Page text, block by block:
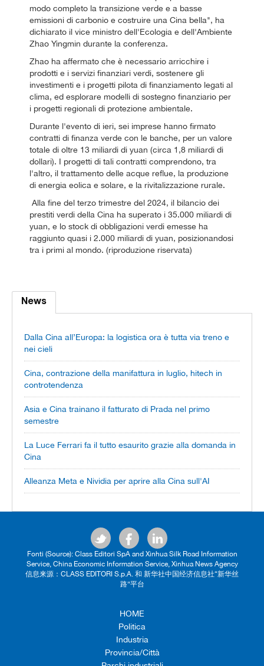
modo completo la transizione verde e a basse
emissioni di carbonio e costruire una Cina bella", ha
dichiarato il vice ministro dell'Ecologia e dell'Ambiente
Zhao Yingmin durante la conferenza.
Zhao ha affermato che è necessario arricchire i
prodotti e i servizi finanziari verdi, sostenere gli
investimenti e i progetti pilota di finanziamento legati al
clima, ed esplorare modelli di sostegno finanziario per
i progetti regionali di protezione ambientale.
Durante l'evento di ieri, sei imprese hanno firmato
contratti di finanza verde con le banche, per un valore
totale di oltre 13 miliardi di yuan (circa 1,8 miliardi di
dollari). I progetti di tali contratti comprendono, tra
l'altro, il trattamento delle acque reflue, la produzione
di energia eolica e solare, e la rivitalizzazione rurale.
Alla fine del terzo trimestre del 2024, il bilancio dei
prestiti verdi della Cina ha superato i 35.000 miliardi di
yuan, e lo stock di obbligazioni verdi emesse ha
raggiunto quasi i 2.000 miliardi di yuan, posizionandosi
tra i primi al mondo. (riproduzione riservata)
News
Dalla Cina all’Europa: la logistica ora è tutta via treno e
nei cieli
Cina, contrazione della manifattura in luglio, hitech in
controtendenza
Asia e Cina trainano il fatturato di Prada nel primo
semestre
La Luce Ferrari fa il tutto esaurito grazie alla domanda in
Cina
Alleanza Meta e Nividia per aprire alla Cina sull'AI
Fonti (Source): Class Editori SpA and Xinhua Silk Road Information
Service, China Economic Information Service, Xinhua News Agency
信息来源：CLASS EDITORI S.p.A. 和 新华社中国经济信息社“新华丝
路”平台
HOME
Politica
Industria
Provincia/Città